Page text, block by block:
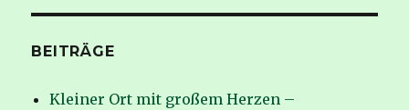
BEITRÄGE
Kleiner Ort mit großem Herzen –